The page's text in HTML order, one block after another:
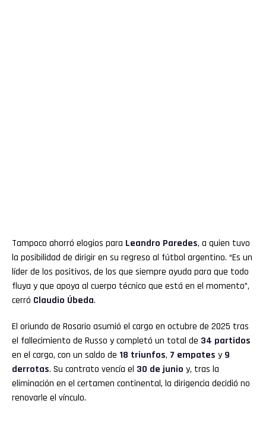
Tampoco ahorró elogios para Leandro Paredes, a quien tuvo
la posibilidad de dirigir en su regreso al fútbol argentino. “Es un
líder de los positivos, de los que siempre ayuda para que todo
fluya y que apoya al cuerpo técnico que está en el momento”,
cerró Claudio Úbeda.
El oriundo de Rosario asumió el cargo en octubre de 2025 tras
el fallecimiento de Russo y completó un total de 34 partidos
en el cargo, con un saldo de 18 triunfos, 7 empates y 9
derrotas. Su contrato vencía el 30 de junio y, tras la
eliminación en el certamen continental, la dirigencia decidió no
renovarle el vínculo.